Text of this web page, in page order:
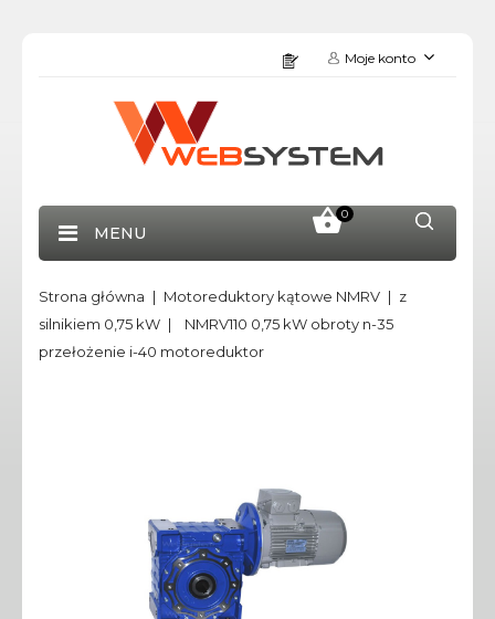
Moje konto
0
MENU
Strona główna Motoreduktory kątowe NMRV
z
silnikiem 0,75 kW
NMRV110 0,75 kW obroty n-35
przełożenie i-40 motoreduktor